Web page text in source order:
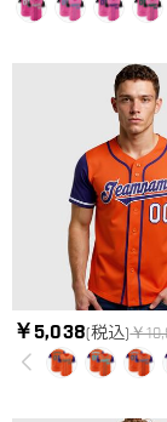
￥5,038(税込)￥